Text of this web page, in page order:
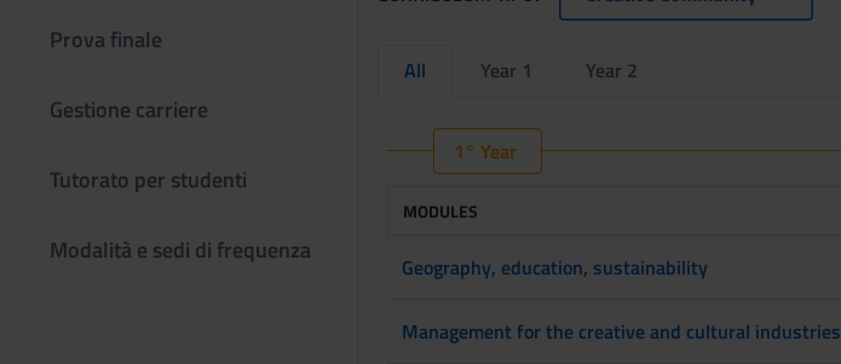
Prova finale
Gestione carriere
Tutorato per studenti
Modalità e sedi di frequenza
All Year 1 Year 2
1° Year
MODULES
Geography, education, sustainability
Management for the creative and cultural industries